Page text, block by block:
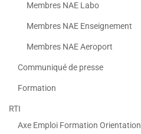
Membres NAE Labo
Membres NAE Enseignement
Membres NAE Aeroport
Communiqué de presse
Formation
RTI
Axe Emploi Formation Orientation